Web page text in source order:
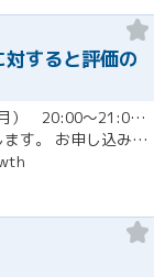
すると評価の
【日時】 8月25日（月） 20:00〜21:00 （質疑応答込み）開催
す。
お申し込み者様には開催当日にZoomのリンクをお送りいたします。